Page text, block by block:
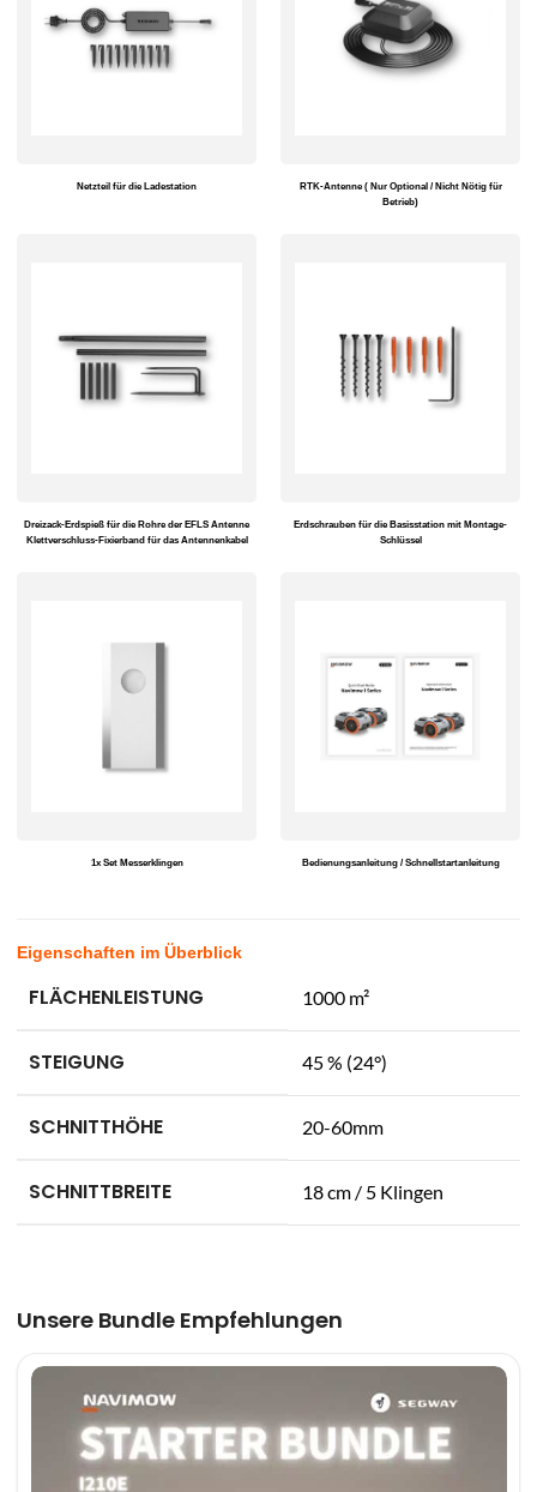
Netzteil für die Ladestation
RTK-Antenne ( Nur Optional / Nicht Nötig für
Betrieb)
Dreizack-Erdspieß für die Rohre der EFLS Antenne
Klettverschluss-Fixierband für das Antennenkabel
Erdschrauben für die Basisstation mit Montage-
Schlüssel
1x Set Messerklingen Bedienungsanleitung / Schnellstartanleitung
Eigenschaften im Überblick
FLÄCHENLEISTUNG 1000 m²
STEIGUNG 45 % (24°)
SCHNITTHÖHE 20-60mm
SCHNITTBREITE 18 cm / 5 Klingen
Unsere Bundle Empfehlungen